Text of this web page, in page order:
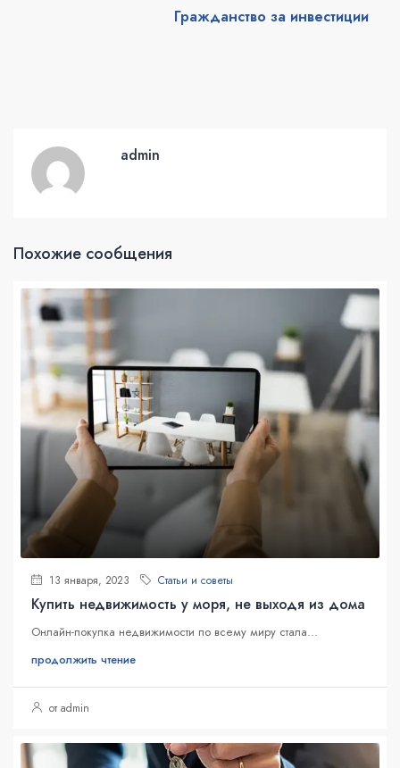
Гражданство за инвестиции
admin
Похожие сообщения
13 января, 2023 Статьи и советы
Купить недвижимость у моря, не выходя из дома
Онлайн-покупка недвижимости по всему миру стала...
продолжить чтение
от admin